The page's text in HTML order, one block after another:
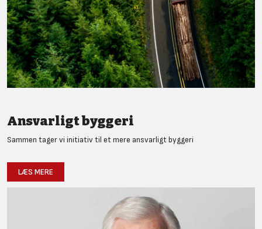
Ansvarligt byggeri
Sammen tager vi initiativ til et mere ansvarligt byggeri
LÆS MERE